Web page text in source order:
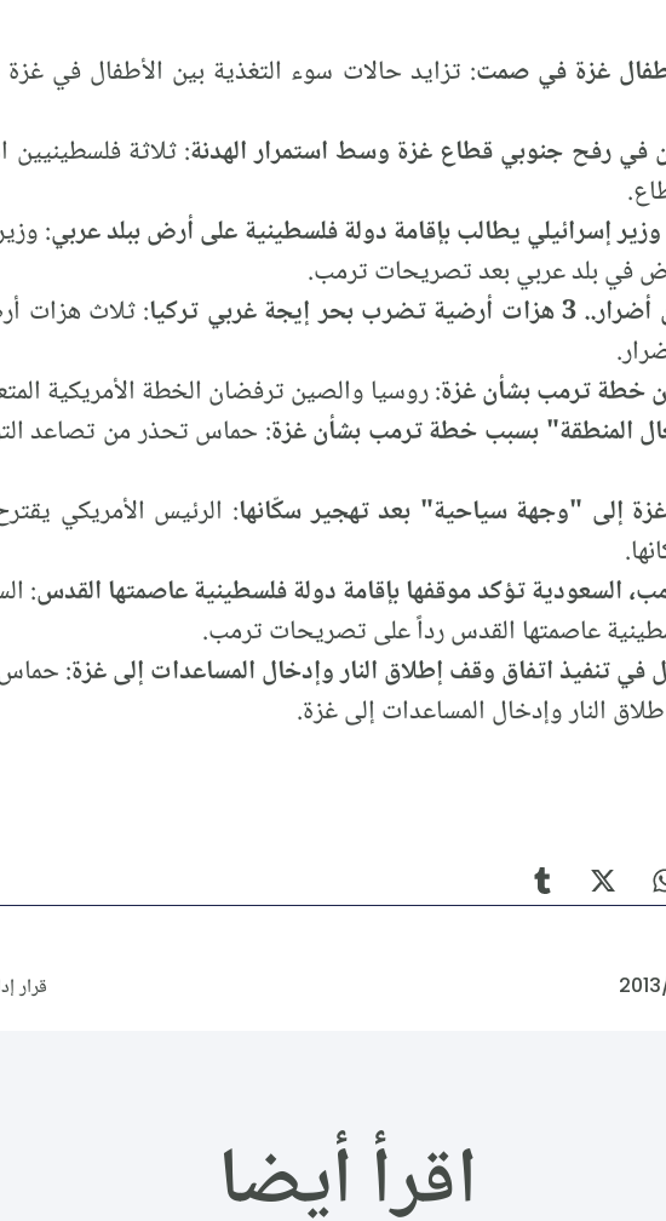
غزة في صمت: تزايد حالات سوء التغذية بين الأطفال في غزة
: ثلاثة
إسرائيلي يطالب بإقامة دولة فلسطينية على أرض ببلد عربي:
في بلد عربي بعد تصريحات ترمب.
إيجة غربي تركيا
: ثلاث هزات
خطة ترمب بشأن غزة: روسيا والصين ترفضان الخطة الأمريكية
المنطقة" بسبب خطة ترمب بشأن غزة: حماس تحذر من تصاعد
إلى "وجهة سياحية" بعد تهجير سكّانها: الرئيس الأمريكي
السعودية تؤكد موقفها بإقامة دولة فلسطينية عاصمتها القدس:
عاصمتها القدس رداً على تصريحات ترمب.
تنفيذ اتفاق وقف إطلاق النار وإدخال المساعدات إلى غزة: حماس
النار وإدخال المساعدات إلى غزة.
قرار
اقرأ أيضا